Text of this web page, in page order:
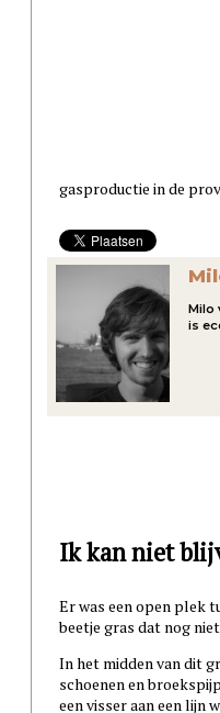
gasproductie in de
Milo
is
Ik kan niet
Er was een open plek
beetje gras dat nog
In het midden van dit
schoenen en
een visser aan een lijn